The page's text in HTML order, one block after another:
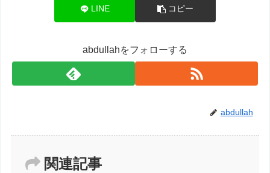
LINE コピー
abdullahをフォローする
abdullah
関連記事